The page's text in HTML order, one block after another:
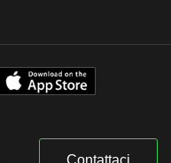
Contattaci